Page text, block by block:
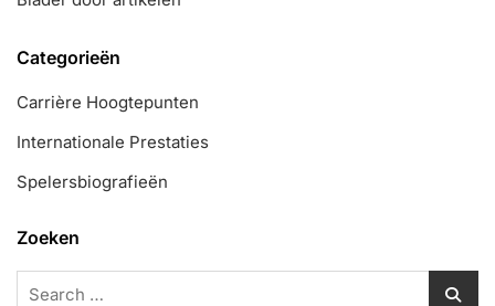
Categorieën
Carrière Hoogtepunten
Internationale Prestaties
Spelersbiografieën
Zoeken